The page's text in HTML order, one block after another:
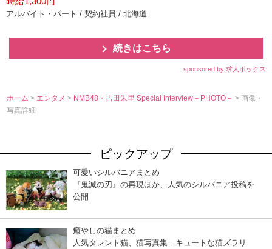
アルバイト・パート / 契約社員 / 北海道
続きはこちら
sponsored by 求人ボックス
ホーム > エンタメ> NMB48・吉田朱里 Special Interview－PHOTO－> 画像・
写真詳細
ピックアップ
可愛いシルバニアまとめ
『鬼滅の刃』の再現ほか、人気のシルバニア投稿を
公開
癒やしの猫まとめ
人気タレント猫、猫写真集…キュートな猫ズラリ